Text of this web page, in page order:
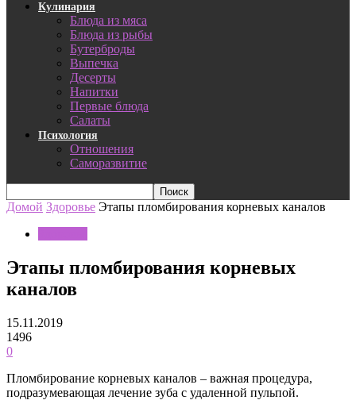
Кулинария
Блюда из мяса
Блюда из рыбы
Бутерброды
Выпечка
Десерты
Напитки
Первые блюда
Салаты
Психология
Отношения
Саморазвитие
Домой Здоровье Этапы пломбирования корневых каналов
Этапы пломбирования корневых
каналов
15.11.2019
1496
0
Пломбирование корневых каналов – важная процедура,
подразумевающая лечение зуба с удаленной пульпой.